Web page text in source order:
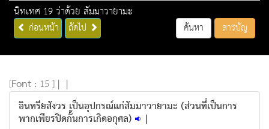
นิทเทศ 19 ว่าด้วย สัมมาวายามะ
ก่อนหน้า ถัดไป ค้นหา สารบัญ
[Font : 15 ] | |
อินทรียสังวร เป็นอุปกรณ์แก่สัมมาวายามะ (ส่วนที่เป็นการ
พากเพียรปิดกั้นการเกิดอกุศล) |